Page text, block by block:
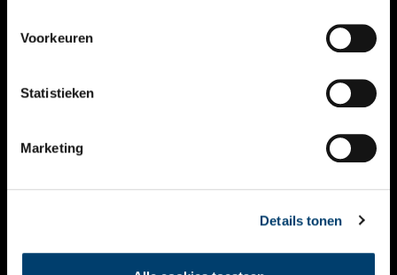
Voorkeuren
Statistieken
Marketing
Details tonen
KALENDER
THEMA’S
VIDEO’S
CONTACT